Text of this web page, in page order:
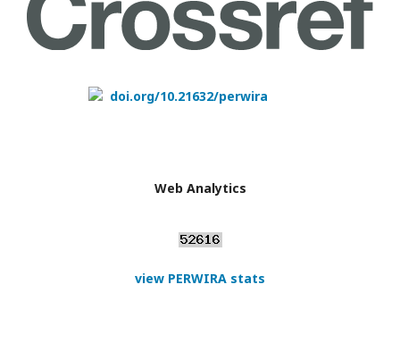
doi.org/10.21632/perwira
Web Analytics
view PERWIRA stats